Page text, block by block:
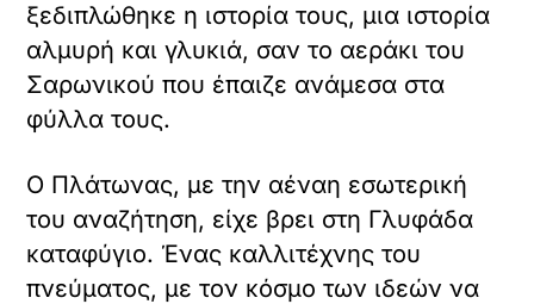
ξεδιπλώθηκε η ιστορία τους, μια ιστορία
αλμυρή και γλυκιά, σαν το αεράκι του
Σαρωνικού που έπαιζε ανάμεσα στα
φύλλα τους.
Ο Πλάτωνας, με την αέναη εσωτερική
του αναζήτηση, είχε βρει στη Γλυφάδα
καταφύγιο. Ένας καλλιτέχνης του
πνεύματος, με τον κόσμο των ιδεών να